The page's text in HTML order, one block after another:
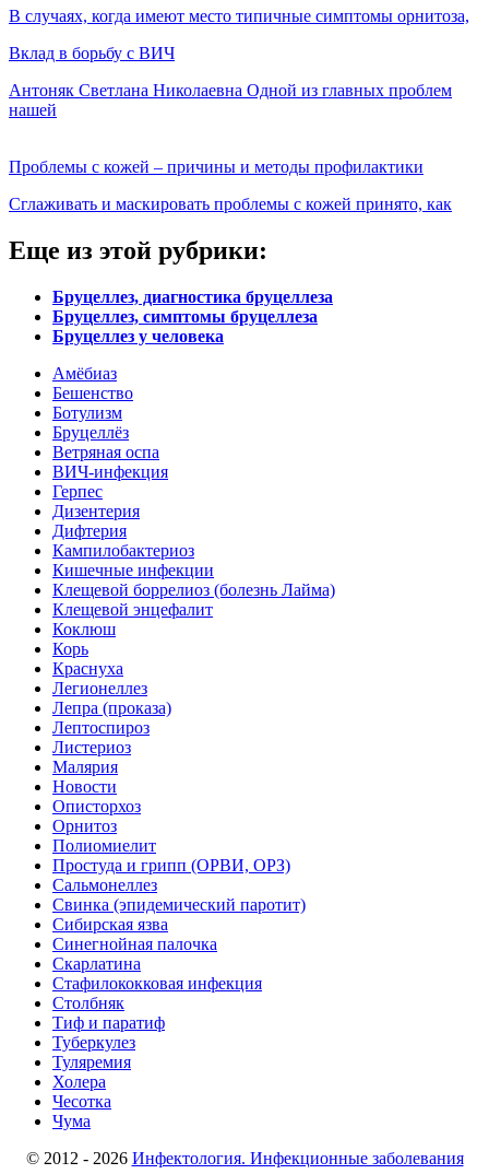
В случаях, когда имеют место типичные симптомы орнитоза,
Вклад в борьбу с ВИЧ
Антоняк Светлана Николаевна Одной из главных проблем
нашей
Проблемы с кожей – причины и методы профилактики
Сглаживать и маскировать проблемы с кожей принято, как
Еще из этой рубрики:
Бруцеллез, диагностика бруцеллеза
Бруцеллез, симптомы бруцеллеза
Бруцеллез у человека
Амёбиаз
Бешенство
Ботулизм
Бруцеллёз
Ветряная оспа
ВИЧ-инфекция
Герпес
Дизентерия
Дифтерия
Кампилобактериоз
Кишечные инфекции
Клещевой боррелиоз (болезнь Лайма)
Клещевой энцефалит
Коклюш
Корь
Краснуха
Легионеллез
Лепра (проказа)
Лептоспироз
Листериоз
Малярия
Новости
Описторхоз
Орнитоз
Полиомиелит
Простуда и грипп (ОРВИ, ОРЗ)
Сальмонеллез
Свинка (эпидемический паротит)
Сибирская язва
Синегнойная палочка
Скарлатина
Стафилококковая инфекция
Столбняк
Тиф и паратиф
Туберкулез
Туляремия
Холера
Чесотка
Чума
© 2012 - 2026 Инфектология. Инфекционные заболевания